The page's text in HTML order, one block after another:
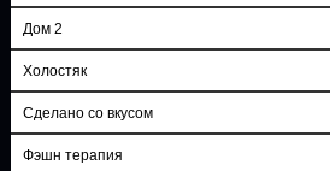
Дом 2
Холостяк
Сделано со вкусом
Фэшн терапия